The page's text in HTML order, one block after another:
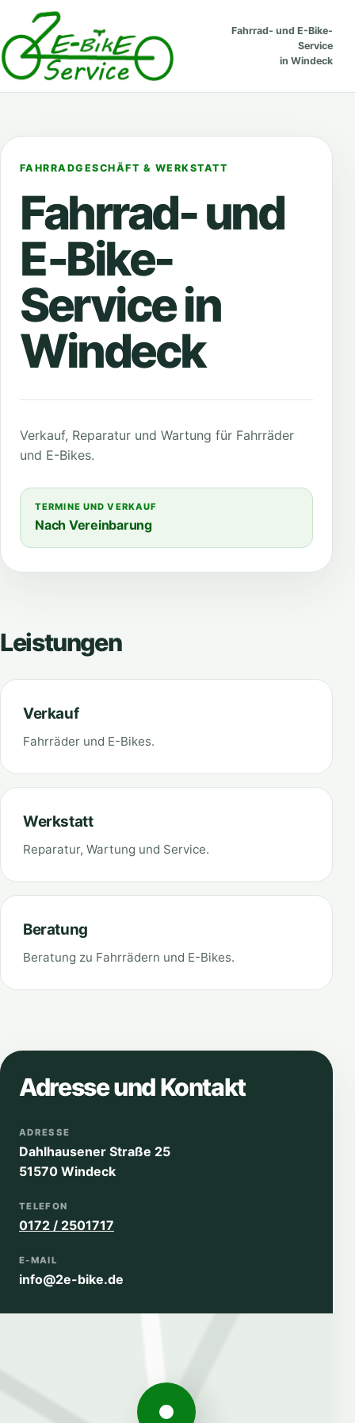
Fahrrad- und E-Bike-
Service
in Windeck
FAHRRADGESCHÄFT & WERKSTATT
Fahrrad- und
E‑Bike-
Service in
Windeck
Verkauf, Reparatur und Wartung für Fahrräder
und E-Bikes.
TERMINE UND VERKAUF
Nach Vereinbarung
Leistungen
Verkauf
Fahrräder und E-Bikes.
Werkstatt
Reparatur, Wartung und Service.
Beratung
Beratung zu Fahrrädern und E-Bikes.
Adresse und Kontakt
ADRESSE
Dahlhausener Straße 25
51570 Windeck
TELEFON
0172 / 2501717
E-MAIL
info@2e-bike.de